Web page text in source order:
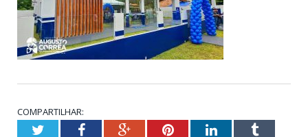
COMPARTILHAR:
TwitterFacebookGoogle+Pinterest
LinkedIn